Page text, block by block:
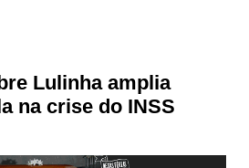
Lulinha amplia
na crise do INSS